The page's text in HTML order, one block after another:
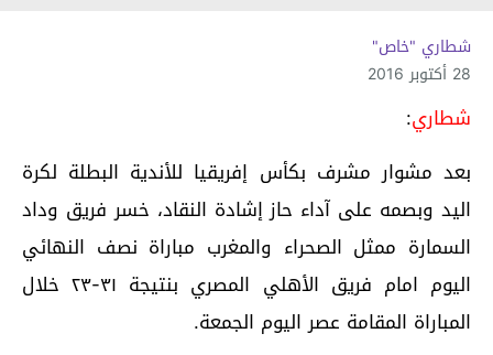
شطاري "خاص"
28 أكتوبر 2016
شطاري:
بعد مشوار مشرف بكأس إفريقيا للأندية البطلة لكرة
اليد وبصمه على آداء حاز إشادة النقاد، خسر فريق وداد
السمارة ممثل الصحراء والمغرب مباراة نصف النهائي
اليوم امام فريق الأهلي المصري بنتيجة ٣١-٢٣ خلال
المباراة المقامة عصر اليوم الجمعة.